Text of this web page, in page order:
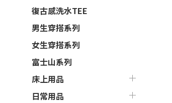
復古感洗水TEE
男生穿搭系列
女生穿搭系列
富士山系列
床上用品
日常用品